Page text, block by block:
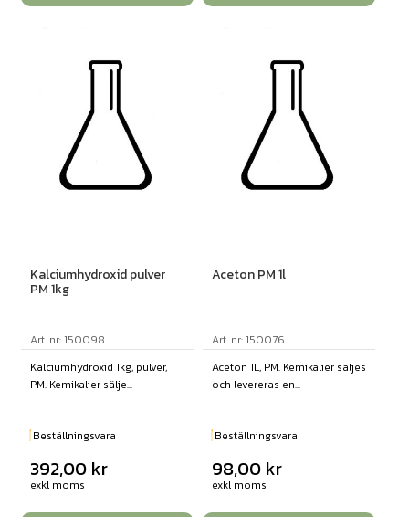
Kalciumhydroxid pulver
PM 1kg
Art. nr: 150098
Kalciumhydroxid 1kg, pulver,
PM. Kemikalier sälje...
Beställningsvara
392,00 kr
exkl moms
Aceton PM 1l
Art. nr: 150076
Aceton 1L, PM. Kemikalier säljes
och levereras en...
Beställningsvara
98,00 kr
exkl moms